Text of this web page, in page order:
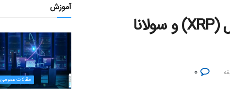
تحلیل تکنیکال قیمت اتریوم (ETH)، ریپل (XRP) و سولانا
آموزش
مقالات عمومی